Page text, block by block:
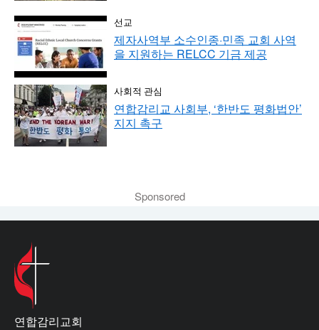
선교
제자사역부 소수인종·민족 교회 사역
을 지원하는 RELCC 기금 제공
사회적 관심
연합감리교 사회부, ‘한반도 평화법안’
지지 촉구
Sponsored
연합감리교회